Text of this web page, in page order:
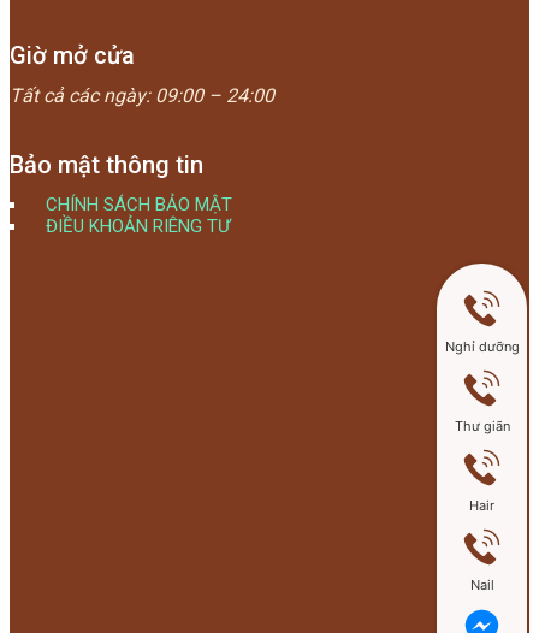
Giờ mở cửa
Tất cả các ngày: 09:00 – 24:00
Bảo mật thông tin
CHÍNH SÁCH BẢO MẬT
ĐIỀU KHOẢN RIÊNG TƯ
Nghỉ dưỡng
Thư giãn
Hair
Nail